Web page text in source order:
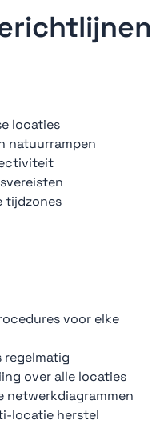
locaties
natuurrampen
tijdzones
voor elke
regelmatig
over alle locaties
netwerkdiagrammen
locatie herstel